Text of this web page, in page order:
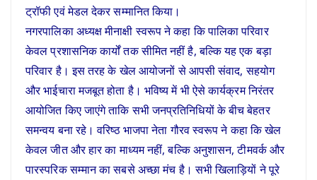
ट्रॉफी एवं मेडल देकर सम्मानित किया।
नगरपालिका अध्यक्ष मीनाक्षी स्वरूप ने कहा कि पालिका परिवार
केवल प्रशासनिक कार्यों तक सीमित नहीं है, बल्कि यह एक बड़ा
परिवार है। इस तरह के खेल आयोजनों से आपसी संवाद, सहयोग
और भाईचारा मजबूत होता है। भविष्य में भी ऐसे कार्यक्रम निरंतर
आयोजित किए जाएंगे ताकि सभी जनप्रतिनिधियों के बीच बेहतर
समन्वय बना रहे। वरिष्ठ भाजपा नेता गौरव स्वरूप ने कहा कि खेल
केवल जीत और हार का माध्यम नहीं, बल्कि अनुशासन, टीमवर्क और
पारस्परिक सम्मान का सबसे अच्छा मंच है। सभी खिलाड़ियों ने पूरे